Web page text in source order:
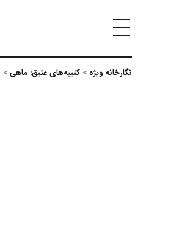
نگارخانه ویژه > کتیبه‌های عتیق: ماهی >